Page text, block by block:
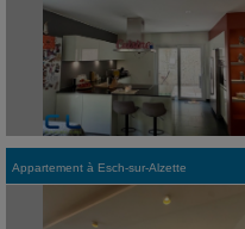
Appartement à Esch-sur-Alzette